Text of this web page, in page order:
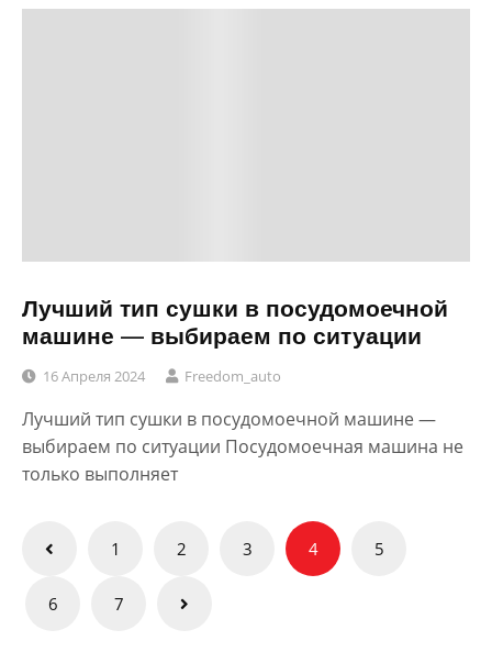
Лучший тип сушки в посудомоечной
машине — выбираем по ситуации
16 Апреля 2024 Freedom_auto
Лучший тип сушки в посудомоечной машине —
выбираем по ситуации Посудомоечная машина не
только выполняет
Пагинация
1 2 3 4 5
6 7